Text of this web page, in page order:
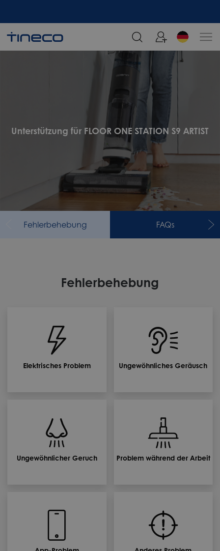
Unterstützung für FLOOR ONE STATION S9 ARTIST
Fehlerbehebung FAQs
Fehlerbehebung
Elektrisches Problem Ungewöhnliches Geräusch
Ungewöhnlicher Geruch Problem während der Arbeit